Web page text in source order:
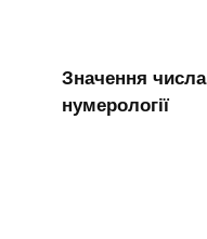
Значення
нумерології